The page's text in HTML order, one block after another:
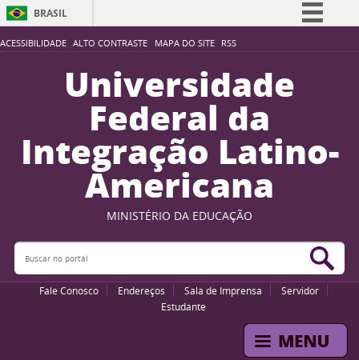
ACESSIBILIDADE ALTO CONTRASTE MAPA DO SITE RSS
BRASIL
Simplifique!
Participe
Acesso à informação
Legislação
Canais
Universidade
Federal da
Integração Latino-
Americana
MINISTÉRIO DA EDUCAÇÃO
Buscar no portal
Fale Conosco Endereços Sala de Imprensa
Servidor
Estudante